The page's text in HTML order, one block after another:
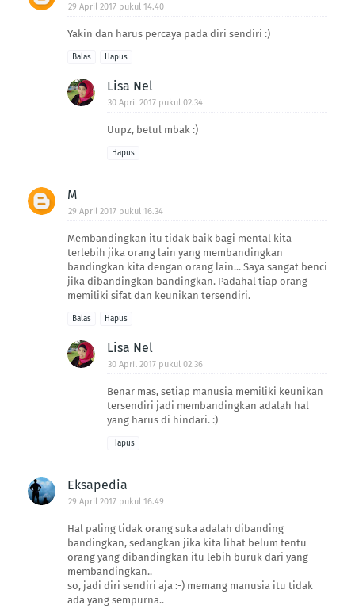
29 April 2017 pukul 14.40
Yakin dan harus percaya pada diri sendiri :)
Balas Hapus
Lisa Nel
30 April 2017 pukul 02.34
Uupz, betul mbak :)
Hapus
M
29 April 2017 pukul 16.34
Membandingkan itu tidak baik bagi mental kita
terlebih jika orang lain yang membandingkan
bandingkan kita dengan orang lain... Saya sangat benci
jika dibandingkan bandingkan. Padahal tiap orang
memiliki sifat dan keunikan tersendiri.
Balas Hapus
Lisa Nel
30 April 2017 pukul 02.36
Benar mas, setiap manusia memiliki keunikan
tersendiri jadi membandingkan adalah hal
yang harus di hindari. :)
Hapus
Eksapedia
29 April 2017 pukul 16.49
Hal paling tidak orang suka adalah dibanding
bandingkan, sedangkan jika kita lihat belum tentu
orang yang dibandingkan itu lebih buruk dari yang
membandingkan..
so, jadi diri sendiri aja :-) memang manusia itu tidak
ada yang sempurna..